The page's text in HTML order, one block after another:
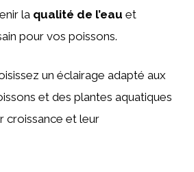
la qualité de l’eau et
pour vos poissons.
un éclairage adapté aux
et des plantes aquatiques
croissance et leur